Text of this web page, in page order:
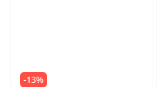
-13%